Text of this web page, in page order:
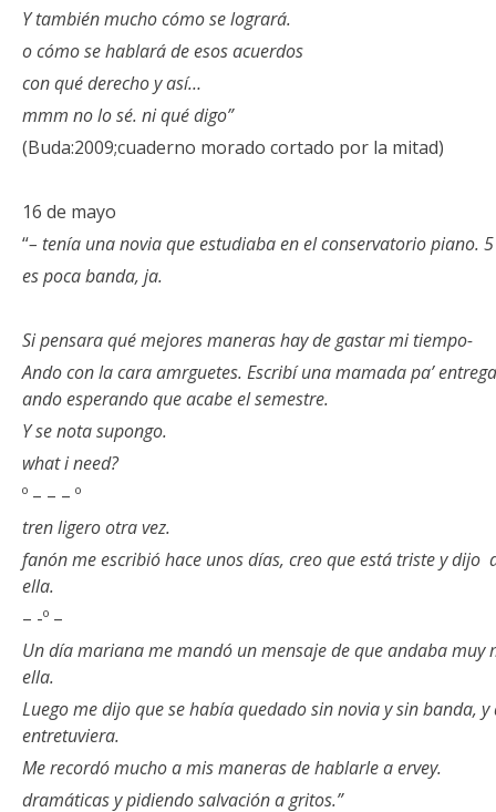
Y también mucho cómo se logrará.
o cómo se hablará de esos acuerdos
con qué derecho y así…
mmm no lo sé. ni qué digo”
(Buda:2009;cuaderno morado cortado por la mitad)
16 de mayo
“– tenía una novia que estudiaba en el conservatorio piano.
es poca banda, ja.
Si pensara qué mejores maneras hay de gastar mi tiempo-
Ando con la cara amrguetes. Escribí una mamada pa’
ando esperando que acabe el semestre.
Y se nota supongo.
what i need?
º – – – º
tren ligero otra vez.
fanón me escribió hace unos días, creo que está triste y dijo
ella.
– -º –
Un día mariana me mandó un mensaje de que andaba muy
ella.
Luego me dijo que se había quedado sin novia y sin banda,
entretuviera.
Me recordó mucho a mis maneras de hablarle a ervey.
dramáticas y pidiendo salvación a gritos.”